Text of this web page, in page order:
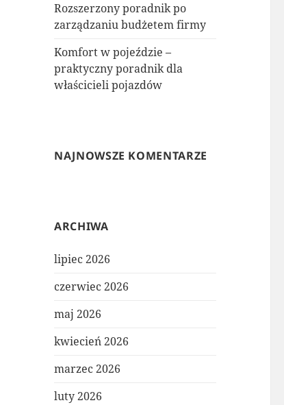
Rozszerzony poradnik po
zarządzaniu budżetem firmy
Komfort w pojeździe –
praktyczny poradnik dla
właścicieli pojazdów
NAJNOWSZE KOMENTARZE
ARCHIWA
lipiec 2026
czerwiec 2026
maj 2026
kwiecień 2026
marzec 2026
luty 2026